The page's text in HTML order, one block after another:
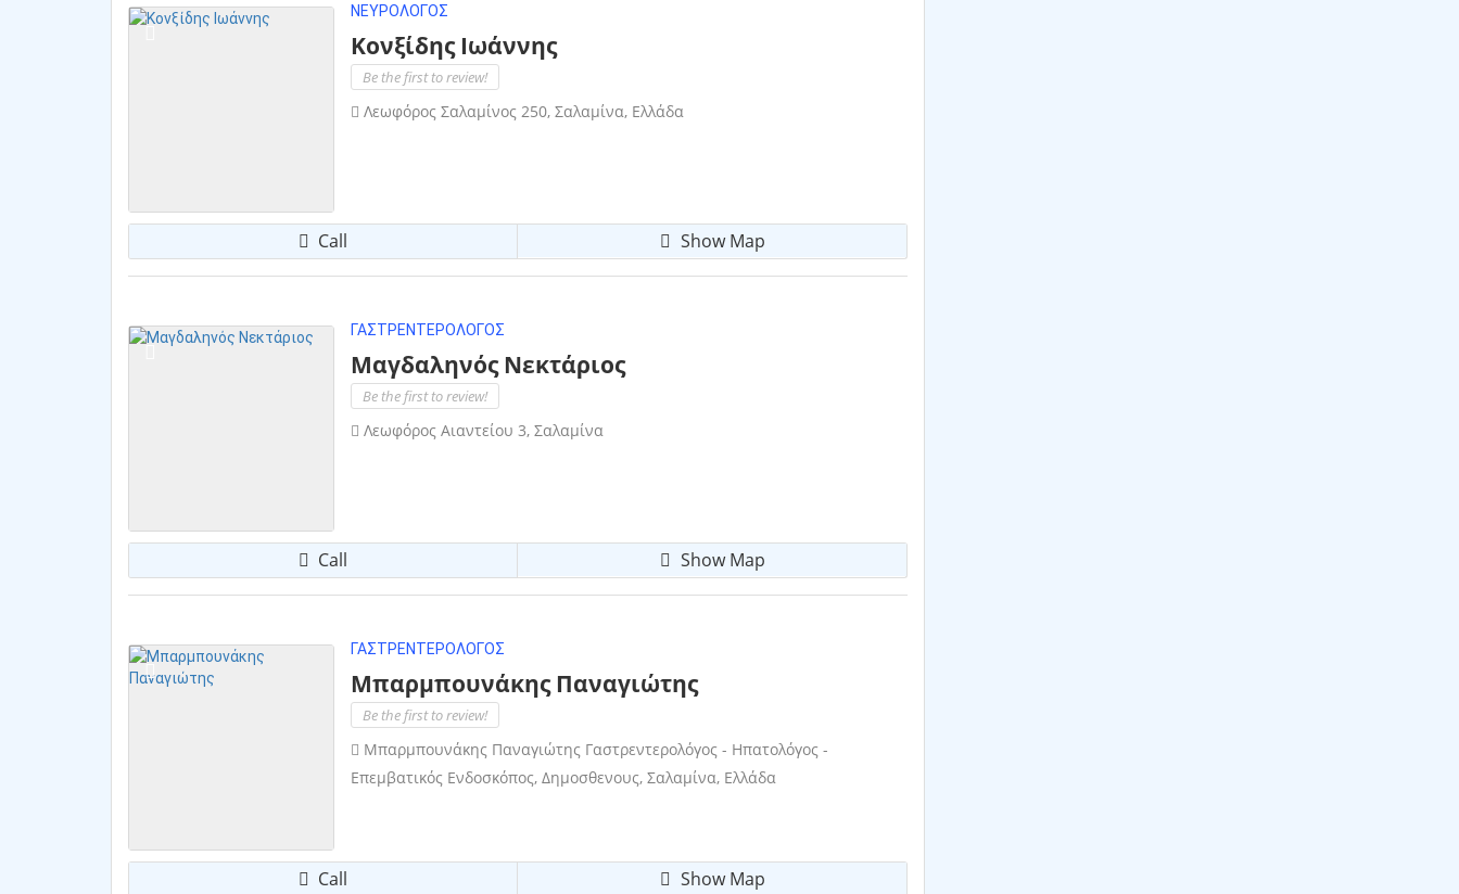
ΝΕΥΡΟΛΌΓΟΣ
Κονξίδης Ιωάννης
Be the first to review!
Λεωφόρος Σαλαμίνος 250, Σαλαμίνα, Ελλάδα
Call Show Map
ΓΑΣΤΡΕΝΤΕΡΟΛΌΓΟΣ
Μαγδαληνός Νεκτάριος
Be the first to review!
Λεωφόρος Αιαντείου 3, Σαλαμίνα
Call Show Map
ΓΑΣΤΡΕΝΤΕΡΟΛΌΓΟΣ
Μπαρμπουνάκης Παναγιώτης
Be the first to review!
Μπαρμπουνάκης Παναγιώτης Γαστρεντερολόγος - Ηπατολόγος -
Επεμβατικός Ενδοσκόπος, Δημοσθενους, Σαλαμίνα, Ελλάδα
Call Show Map